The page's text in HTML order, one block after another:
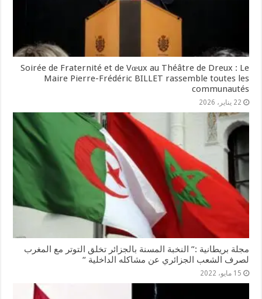
Soirée de Fraternité et de Vœux au Théâtre de Dreux : Le
Maire Pierre-Frédéric BILLET rassemble toutes les
communautés
22 يناير، 2026
مجلة بريطانية :” النخبة المسنة بالجزائر تخلق التوتر مع المغرب
لصرف الشعب الجزائري عن مشاكله الداخلية “
15 مايو، 2022